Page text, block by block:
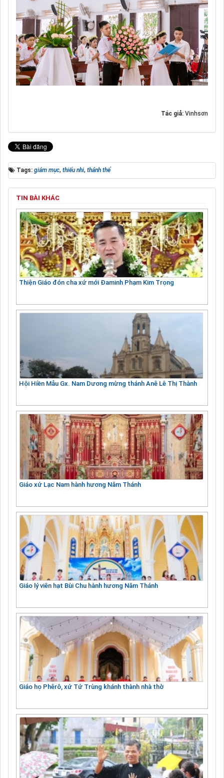
Tác giả: Vinhsơn
Tags: giám mục, thiếu nhi, thánh thể
TIN BÀI KHÁC
Thiện Giáo đón cha xứ mới Đaminh Phạm Kim Trọng
Hội Hiền Mẫu Gx. Nam Dương mừng thánh Anê Lê Thị Thành
Giáo xứ Lạc Nam hành hương Năm Thánh
Giáo lý viên hạt Bùi Chu hành hương Năm Thánh
Giáo họ Phêrô, xứ Tứ Trùng khánh thành nhà thờ